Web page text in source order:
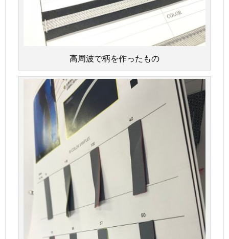
高周波で柄を作ったもの